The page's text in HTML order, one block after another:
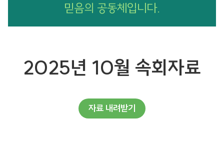
믿음의 공동체입니다.
2025년 10월 속회자료
자료 내려받기